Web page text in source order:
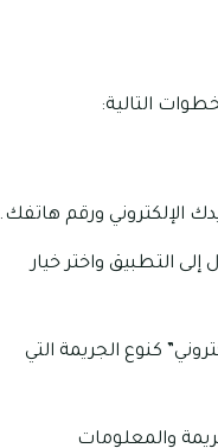
التالية:
الإلكتروني ورقم هاتفك.
التطبيق واختر خيار
كنوع الجريمة التي
والمعلومات